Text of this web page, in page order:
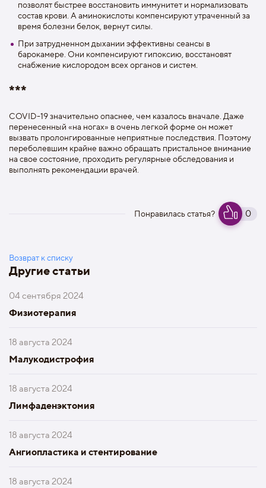
позволят быстрее восстановить иммунитет и нормализовать
состав крови. А аминокислоты компенсируют утраченный за
время болезни белок, вернут силы.
При затрудненном дыхании эффективны сеансы в
барокамере. Они компенсируют гипоксию, восстановят
снабжение кислородом всех органов и систем.
***
COVID-19 значительно опаснее, чем казалось вначале. Даже
перенесенный «на ногах» в очень легкой форме он может
вызвать пролонгированные неприятные последствия. Поэтому
переболевшим крайне важно обращать пристальное внимание
на свое состояние, проходить регулярные обследования и
выполнять рекомендации врачей.
Понравилась статья? 0
Возврат к списку
Другие статьи
04 сентября 2024
Физиотерапия
18 августа 2024
Малукодистрофия
18 августа 2024
Лимфаденэктомия
18 августа 2024
Ангиопластика и стентирование
18 августа 2024